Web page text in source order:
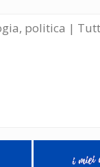
politica |